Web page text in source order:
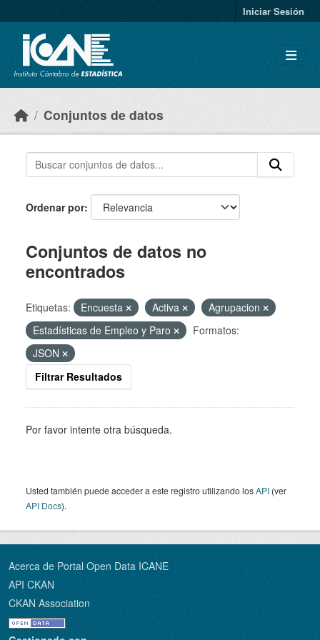
Iniciar Sesión
Conjuntos de datos
Ordenar por
Conjuntos de datos no
encontrados
Etiquetas: Encuesta Activa
Agrupacion
Estadísticas de Empleo y Paro
Formatos:
JSON
Filtrar Resultados
Por favor intente otra búsqueda.
Usted también puede acceder a este registro utilizando losAPI (ver
API Docs).
Acerca de Portal Open Data ICANE
API CKAN
CKAN Association